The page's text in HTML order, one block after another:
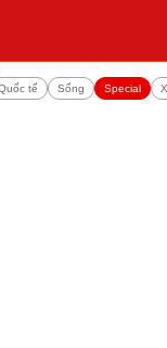
tế Sống Special